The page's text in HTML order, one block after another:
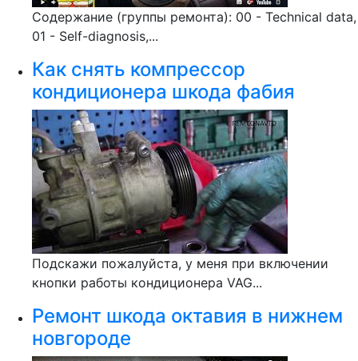
Содержание (группы ремонта): 00 - Technical data,
01 - Self-diagnosis,...
Как снять компрессор
кондиционера шкода фабия
Подскажи пожалуйста, у меня при включении
кнопки работы кондиционера VAG...
Ремонт шкода октавия в нижнем
новгороде